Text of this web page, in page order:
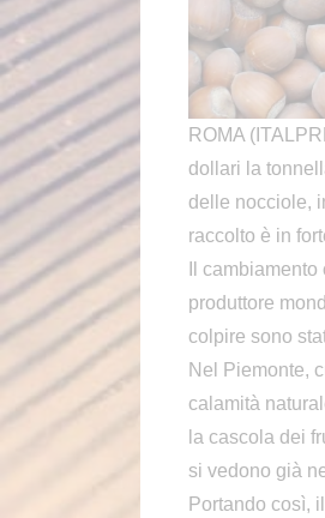
ROMA
dollari la
delle nocciole,
raccolto è in
Il
produttore
colpire sono
Nel Piemonte,
calamità
la cascola dei
si vedono già
Portando così,